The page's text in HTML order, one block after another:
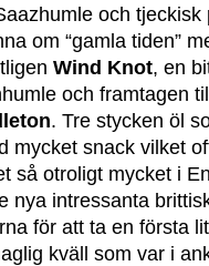
och
om “gamla tiden”
Wind Knot, en
och framtagen
. Tre stycken öl
mycket snack vilket
så otroligt mycket i
nya intressanta
för att ta en första
kväll som var i